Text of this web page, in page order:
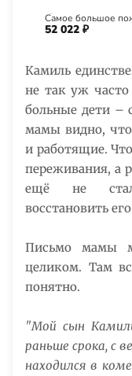
Самое большое
52 022 ₽
Камиль
не так уж часто
больные дети –
мамы видно,
и работящие.
переживания, а
ещё не стал
восстановить
Письмо мамы
целиком. Там
понятно.
"Мой сын
раньше срока, с
находился в